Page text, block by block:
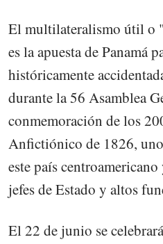
El multilateralismo útil o
es la apuesta de Panamá
históricamente
durante la 56 Asamblea
conmemoración de los
Anfictiónico de 1826,
este país
jefes de Estado y altos
El 22 de junio se